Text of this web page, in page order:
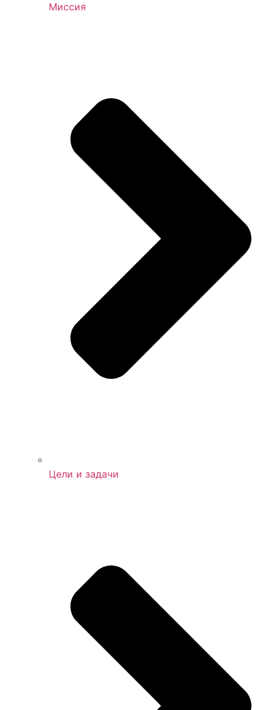
Миссия
Цели и задачи